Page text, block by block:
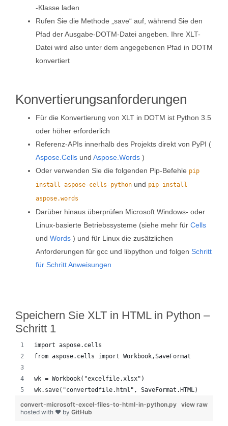
-Klasse laden
Rufen Sie die Methode „save“ auf, während Sie den
Pfad der Ausgabe-DOTM-Datei angeben. Ihre XLT-
Datei wird also unter dem angegebenen Pfad in DOTM
konvertiert
Konvertierungsanforderungen
Für die Konvertierung von XLT in DOTM ist Python 3.5
oder höher erforderlich
Referenz-APIs innerhalb des Projekts direkt von PyPI (
Aspose.Cells und Aspose.Words )
Oder verwenden Sie die folgenden Pip-Befehle pip
install aspose-cells-python und pip install
aspose.words
Darüber hinaus überprüfen Microsoft Windows- oder
Linux-basierte Betriebssysteme (siehe mehr für Cells
und Words ) und für Linux die zusätzlichen
Anforderungen für gcc und libpython und folgen Schritt
für Schritt Anweisungen
Speichern Sie XLT in HTML in Python –
Schritt 1
import aspose.cells
from aspose.cells import Workbook,SaveFormat
wk = Workbook("excelfile.xlsx")
wk.save("convertedfile.html", SaveFormat.HTML)
view raw
convert-microsoft-excel-files-to-html-in-python.py
hosted with ❤ by GitHub